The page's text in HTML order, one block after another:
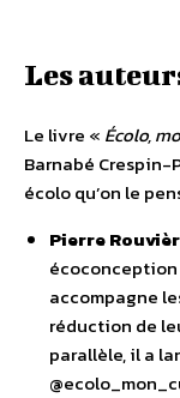
Les
Le livre « Écolo,
Barnabé Crespin-
écolo qu’on le
Pierre
accompagne
réduction de
parallèle, il a